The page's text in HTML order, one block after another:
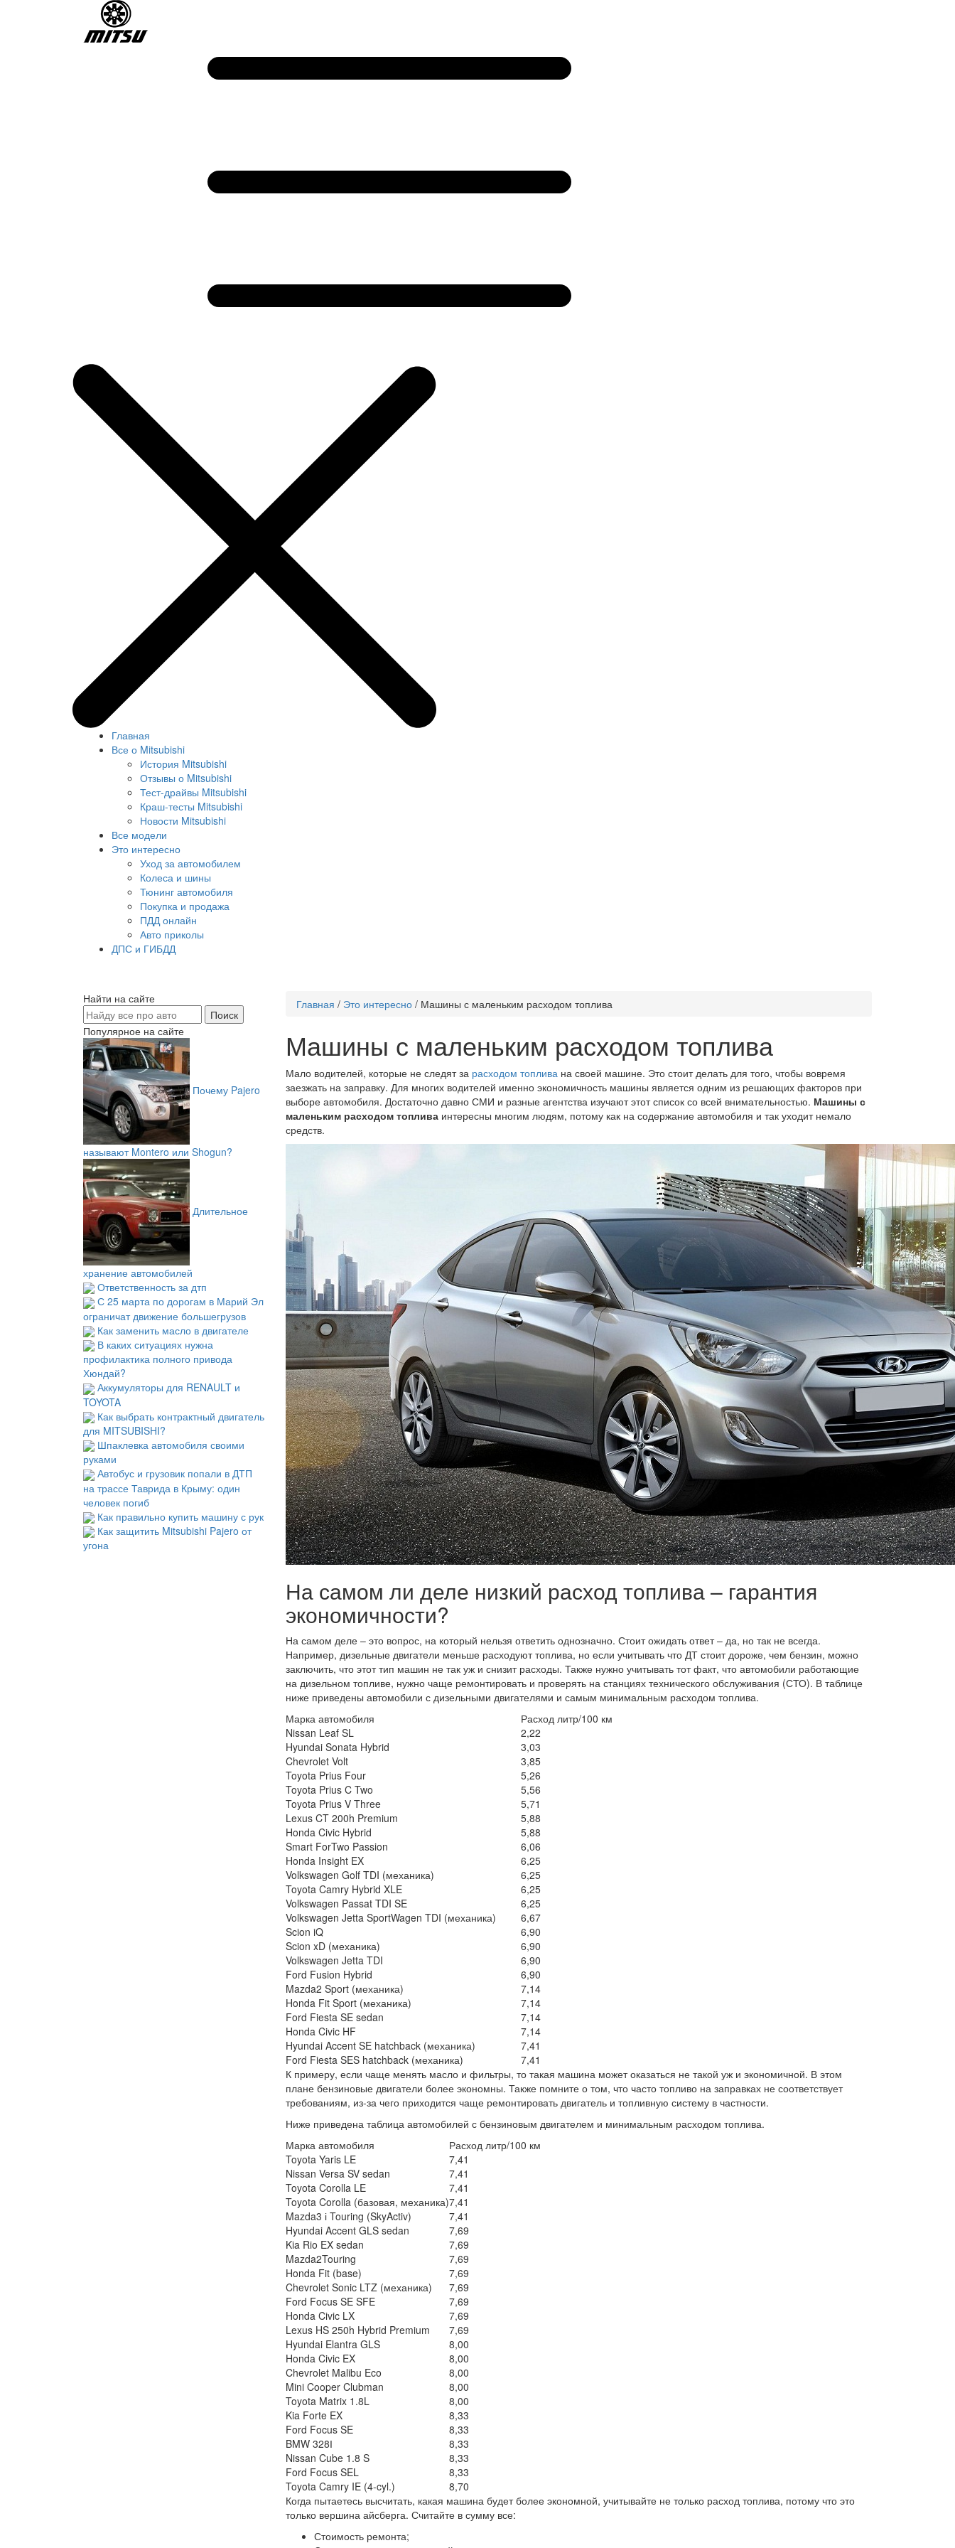
Главная
Все о Mitsubishi
История Mitsubishi
Отзывы о Mitsubishi
Тест-драйвы Mitsubishi
Краш-тесты Mitsubishi
Новости Mitsubishi
Все модели
Это интересно
Уход за автомобилем
Колеса и шины
Тюнинг автомобиля
Покупка и продажа
ПДД онлайн
Авто приколы
ДПС и ГИБДД
Главная / Это интересно / Машины с маленьким расходом топлива
Машины с маленьким расходом топлива
Мало водителей, которые не следят за расходом топлива на своей машине. Это стоит делать для того, чтобы вовремя
заезжать на заправку. Для многих водителей именно экономичность машины является одним из решающих факторов при
выборе автомобиля. Достаточно давно СМИ и разные агентства изучают этот список со всей внимательностью. Машины с
маленьким расходом топлива интересны многим людям, потому как на содержание автомобиля и так уходит немало
средств.
На самом ли деле низкий расход топлива – гарантия
экономичности?
На самом деле – это вопрос, на который нельзя ответить однозначно. Стоит ожидать ответ – да, но так не всегда.
Например, дизельные двигатели меньше расходуют топлива, но если учитывать что ДТ стоит дороже, чем бензин, можно
заключить, что этот тип машин не так уж и снизит расходы. Также нужно учитывать тот факт, что автомобили работающие
на дизельном топливе, нужно чаще ремонтировать и проверять на станциях технического обслуживания (СТО). В таблице
ниже приведены автомобили с дизельными двигателями и самым минимальным расходом топлива.
Марка автомобиля
Расход литр/100 км
Nissan Leaf SL
2,22
Hyundai Sonata Hybrid
3,03
Chevrolet Volt
3,85
Toyota Prius Four
5,26
Toyota Prius C Two
5,56
Toyota Prius V Three
5,71
Lexus CT 200h Premium
5,88
Honda Civic Hybrid
5,88
Smart ForTwo Passion
6,06
Honda Insight EX
6,25
Volkswagen Golf TDI (механика)
6,25
Toyota Camry Hybrid XLE
6,25
Volkswagen Passat TDI SE
6,25
Volkswagen Jetta SportWagen TDI (механика)
6,67
Scion iQ
6,90
Scion xD (механика)
6,90
Volkswagen Jetta TDI
6,90
Ford Fusion Hybrid
6,90
Mazda2 Sport (механика)
7,14
Honda Fit Sport (механика)
7,14
Ford Fiesta SE sedan
7,14
Honda Civic HF
7,14
Hyundai Accent SE hatchback (механика)
7,41
Ford Fiesta SES hatchback (механика)
7,41
К примеру, если чаще менять масло и фильтры, то такая машина может оказаться не такой уж и экономичной. В этом
плане бензиновые двигатели более экономны. Также помните о том, что часто топливо на заправках не соответствует
требованиям, из-за чего приходится чаще ремонтировать двигатель и топливную систему в частности.
Ниже приведена таблица автомобилей с бензиновым двигателем и минимальным расходом топлива.
Марка автомобиля
Расход литр/100 км
Toyota Yaris LE
7,41
Nissan Versa SV sedan
7,41
Toyota Corolla LE
7,41
Toyota Corolla (базовая, механика)7,41
Mazda3 і Touring (SkyActiv)
7,41
Hyundai Accent GLS sedan
7,69
Kia Rio EX sedan
7,69
Mazda2Touring
7,69
Honda Fit (base)
7,69
Chevrolet Sonic LTZ (механика)
7,69
Ford Focus SE SFE
7,69
Honda Civic LX
7,69
Lexus HS 250h Hybrid Premium
7,69
Hyundai Elantra GLS
8,00
Honda Civic EX
8,00
Chevrolet Malibu Eco
8,00
Mini Cooper Clubman
8,00
Toyota Matrix 1.8L
8,00
Kia Forte EX
8,33
Ford Focus SE
8,33
BMW 328І
8,33
Nissan Cube 1.8 S
8,33
Ford Focus SEL
8,33
Toyota Camry IE (4-cyl.)
8,70
Когда пытаетесь высчитать, какая машина будет более экономной, учитывайте не только расход топлива, потому что это
только вершина айсберга. Считайте в сумму все:
Стоимость ремонта;
Найти на сайте
Популярное на сайте
Почему Pajero
называют Montero или Shogun?
Длительное
хранение автомобилей
Ответственность за дтп
С 25 марта по дорогам в Марий Эл
ограничат движение большегрузов
Как заменить масло в двигателе
В каких ситуациях нужна
профилактика полного привода
Хюндай?
Аккумуляторы для RENAULT и
TOYOTA
Как выбрать контрактный двигатель
для MITSUBISHI?
Шпаклевка автомобиля своими
руками
Автобус и грузовик попали в ДТП
на трассе Таврида в Крыму: один
человек погиб
Как правильно купить машину с рук
Как защитить Mitsubishi Pajero от
угона